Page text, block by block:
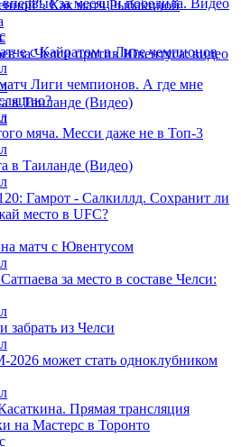
Как матч Рыбакиной
за Челси против Ювентуса: видео
в Таиланде (Видео)
за месяц и победила. Видео
с Кайратом в Лиге чемпионов
Лиги чемпионов. А где мне
мяча. Месси даже не в Топ-3
в Таиланде (Видео)
Гамрот - Салкиллд. Сохранит ли
место в UFC?
на матч с Ювентусом
за место в составе Челси:
забрать из Челси
может стать одноклубником
Прямая трансляция
на Мастерс в Торонто